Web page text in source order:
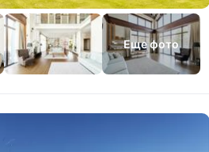
Еще фото